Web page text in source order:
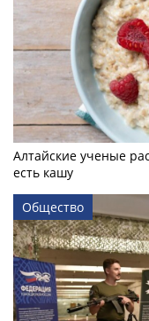
Алтайские ученые
есть кашу
Общество